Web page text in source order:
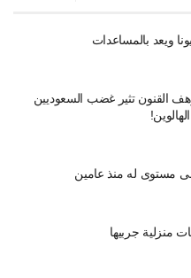
ويعد بالمساعدات
القنون تثير غضب السعوديين
مستوى له منذ عامين